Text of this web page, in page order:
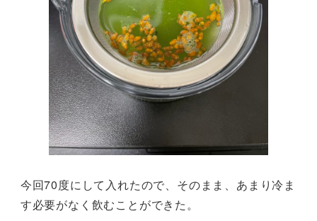
今回70度にして入れたので、そのまま、あまり冷ま
す必要がなく飲むことができた。